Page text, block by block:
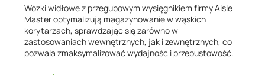
Wózki widłowe z przegubowym wysięgnikiem firmy Aisle
Master optymalizują magazynowanie w wąskich
korytarzach, sprawdzając się zarówno w
zastosowaniach wewnętrznych, jak i zewnętrznych, co
pozwala zmaksymalizować wydajność i przepustowość.